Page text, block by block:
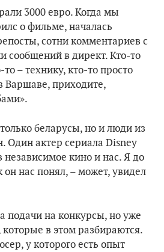
3000 евро. Когда мы
о фильме, началась
сотни комментариев с
сообщений в директ. Кто-то
– технику, кто-то просто
Варшаве, приходите,
беларусы, но и люди из
Один актер сериала Disney
независимое кино и нас. Я до
он нас понял, – может, увидел
подачи на конкурсы, но уже
в этом разбираются.
у которого есть опыт